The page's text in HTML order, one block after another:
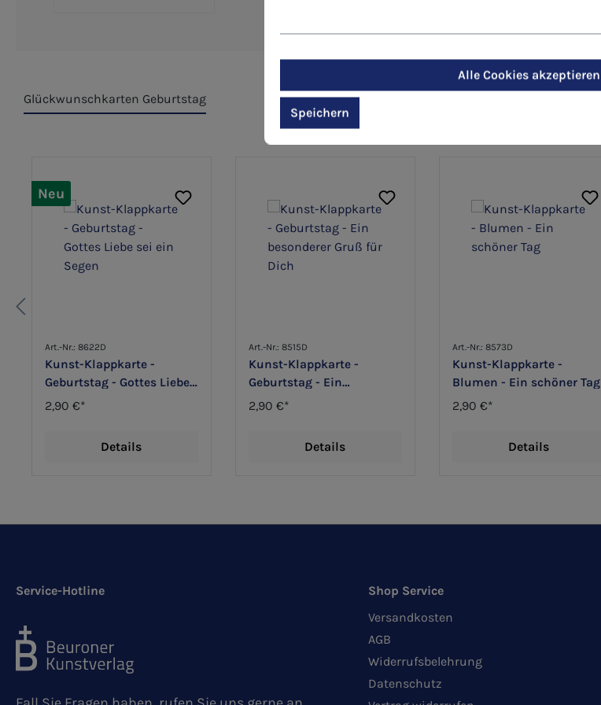
Glückwunschkarten Geburtstag
Neu
Art.-Nr.: 8622D
Kunst-Klappkarte -
Geburtstag - Gottes Liebe
sei ein Segen
2,90 €*
Details
Art.-Nr.: 8515D
Kunst-Klappkarte -
Geburtstag - Ein
besonderer Gruß für Dich
2,90 €*
Details
Art.-Nr.: 8573D
Kunst-Klappkarte -
Blumen - Ein schöner Tag
2,90 €*
Details
Service-Hotline
Shop Service
Versandkosten
AGB
Widerrufsbelehrung
Datenschutz
Alle Cookies akzeptieren
Speichern